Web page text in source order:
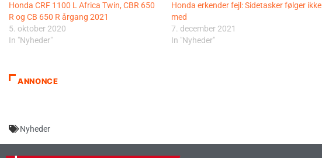
Honda CRF 1100 L Africa Twin, CBR 650
R og CB 650 R årgang 2021
5. oktober 2020
In "Nyheder"
Honda erkender fejl: Sidetasker følger ikke
med
7. december 2021
In "Nyheder"
ANNONCE
Nyheder